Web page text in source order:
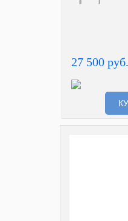
27 500 руб.